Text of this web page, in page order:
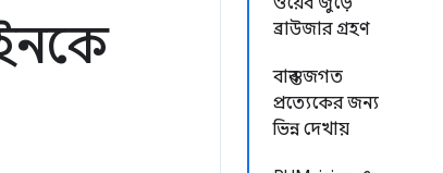
ব্রাউজার গ্রহণ
বাস্তব জগত
প্রত্যেকের জন্য
ভিন্ন দেখায়